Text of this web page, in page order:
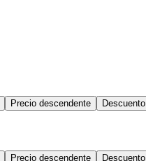
Precio descendente Descuento
Precio descendente Descuento